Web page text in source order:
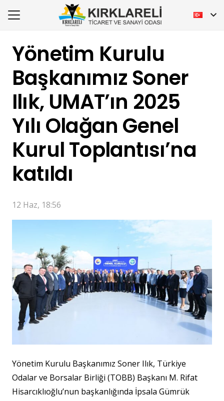
Yönetim Kurulu
Başkanımız Soner
Ilık, UMAT’ın 2025
Yılı Olağan Genel
Kurul Toplantısı’na
katıldı
12 Haz, 18:56
Yönetim Kurulu Başkanımız Soner Ilık, Türkiye
Odalar ve Borsalar Birliği (TOBB) Başkanı M. Rifat
Hisarcıklıoğlu’nun başkanlığında İpsala Gümrük